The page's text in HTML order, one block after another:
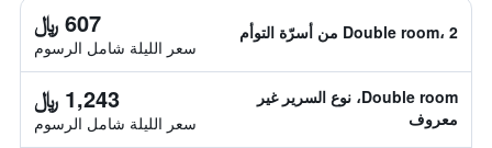
Double room، 2 من أسرّة التوأم 607 ﷼
سعر الليلة شامل الرسوم
Double room، نوع السرير غير
معروف
1,243 ﷼
سعر الليلة شامل الرسوم